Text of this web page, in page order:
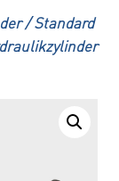
/ Standard